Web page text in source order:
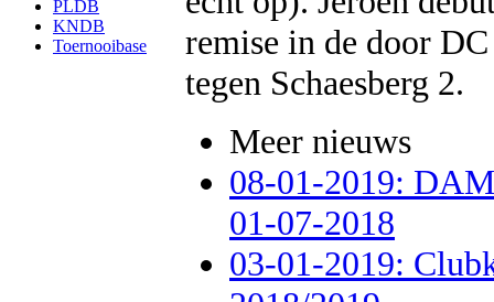
PLDB
KNDB
Toernooibase
remise in de door
tegen Schaesberg 2.
Meer nieuws
08-01-2019:
01-07-2018
03-01-2019: